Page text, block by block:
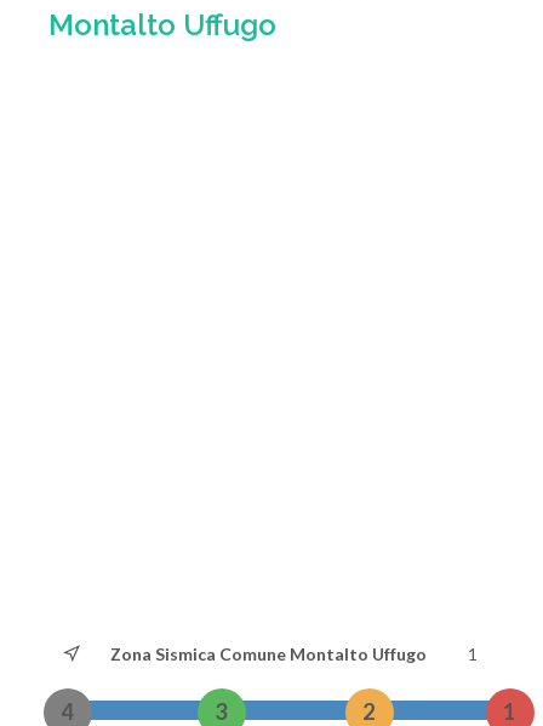
Montalto Uffugo
Zona Sismica Comune Montalto Uffugo 1
4 3 2 1